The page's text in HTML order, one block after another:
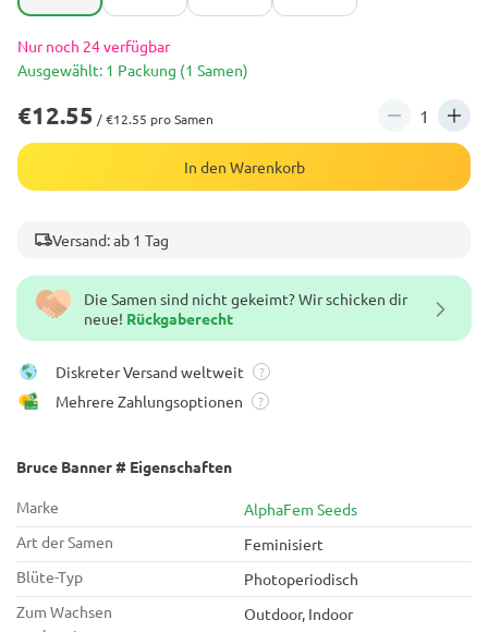
Die Samen sind nicht gekeimt? Wir schicken dir
neue! Rückgaberecht
Diskreter Versand weltweit ?
Mehrere Zahlungsoptionen ?
Bruce Banner # Eigenschaften
Marke
AlphaFem Seeds
Art der Samen
Feminisiert
Blüte-Typ
Photoperiodisch
Zum Wachsen
Outdoor, Indoor
Nur noch 24 verfügbar
Ausgewählt: 1 Packung (1 Samen)
€12.55 / €12.55 pro Samen
In den Warenkorb
Versand: ab 1 Tag